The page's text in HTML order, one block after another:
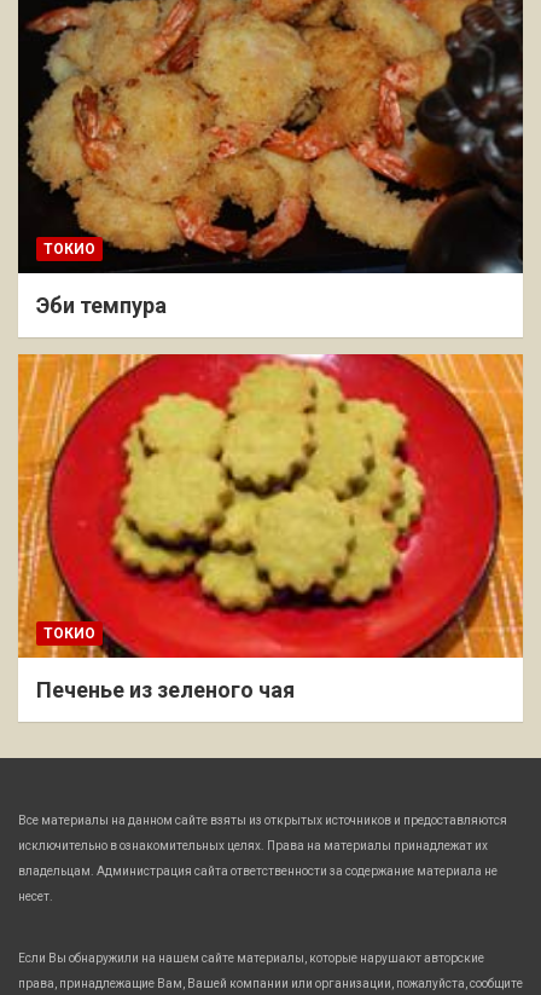
ТОКИО
Эби темпура
ТОКИО
Печенье из зеленого чая
Все материалы на данном сайте взяты из открытых источников и предоставляются
исключительно в ознакомительных целях. Права на материалы принадлежат их
владельцам. Администрация сайта ответственности за содержание материала не
несет.
Если Вы обнаружили на нашем сайте материалы, которые нарушают авторские
права, принадлежащие Вам, Вашей компании или организации, пожалуйста, сообщите